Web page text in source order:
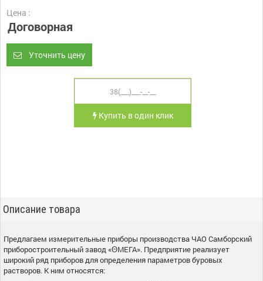
Цена :
Договорная
Уточнить цену
Купить в один клик
Описание товара
Предлагаем измерительные приборы производства ЧАО Самборский
приборостроительный завод «ΘМЕГА». Предприятие реализует
широкий ряд приборов для определения параметров буровых
растворов. К ним относятся: